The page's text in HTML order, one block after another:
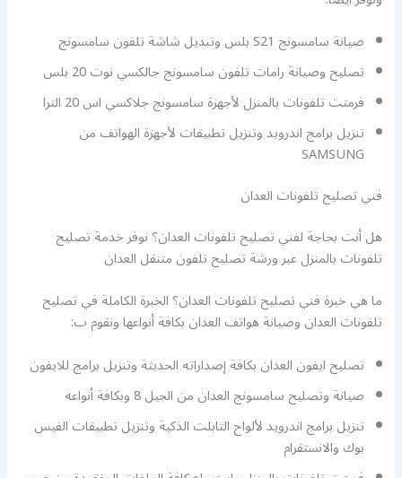
صيانة سامسونج S21 بلس وتبديل شاشة تلفون سامسونج
تصليح وصيانة رامات تلفون سامسونج جالكسي نوت 20 بلس
فرمتت تلفونات بالمنزل لأجهزة سامسونج جلاكسي اس 20 الترا
تنزيل برامج اندرويد وتنزيل تطبيقات لأجهزة الهواتف من
SAMSUNG
فني تصليح تلفونات العدان
هل أنت بحاجة لفني تصليح تلفونات العدان؟ نوفر خدمة تصليح
تلفونات بالمنزل عبر ورشة تصليح تلفون متنقل العدان
ما هي خبرة فني تصليح تلفونات العدان؟ الخبرة الكاملة في تصليح
تلفونات العدان وصيانة هواتف العدان بكافة أنواعها ونقوم ب:
تصليح ايفون العدان بكافة إصداراته الحديثة وتنزيل برامج للايفون
صيانة وتصليح سامسونج العدان من الجيل 8 وبكافة أنواعه
تنزيل برامج اندرويد لألواح التابلت الذكية وتنزيل تطبيقات الفيس
بوك والانستقرام